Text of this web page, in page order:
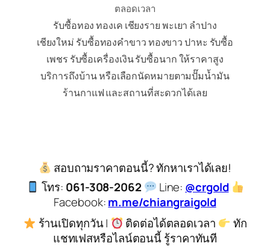
ตลอดเวลา
รับซื้อทอง ทองเค เชียงราย พะเยา ลำปาง
เชียงใหม่ รับซื้อทองคำขาว ทองขาว ปาหะ รับซื้อ
เพชร รับซื้อเครื่องเงิน รับซื้อนาก ให้ราคาสูง
บริการถึงบ้าน หรือเลือกนัดหมายตามปั๊มน้ำมัน
ร้านกาแฟ และสถานที่สะดวกได้เลย
สอบถามราคาตอนนี้? ทักหาเราได้เลย!
โทร: 061-308-2062 Line: @crgold
Facebook:m.me/chiangraigold
ร้านเปิดทุกวัน |
ติดต่อได้ตลอดเวลา
ทัก
แชทเฟสหรือไลน์ตอนนี้ รู้ราคาทันที